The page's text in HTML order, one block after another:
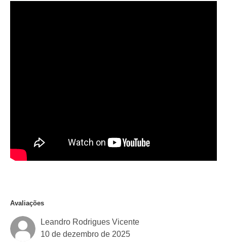
Avaliações
Leandro Rodrigues Vicente
10 de dezembro de 2025